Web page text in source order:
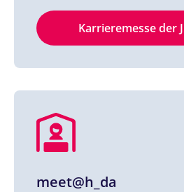
Karrieremesse der
meet@h_da